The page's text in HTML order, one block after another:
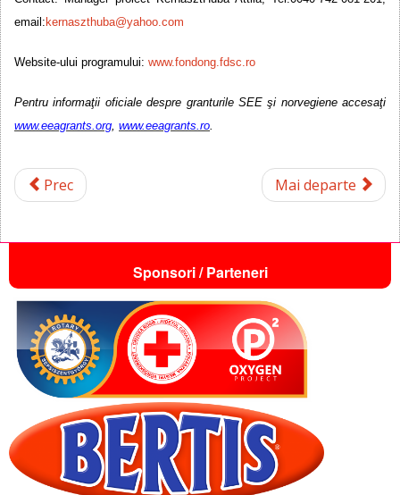
email:kernaszthuba@yahoo.com
Website-ului programului: www.fondong.fdsc.ro
Pentru informaţii oficiale despre granturile SEE şi norvegiene accesaţi
www.eeagrants.org www.eeagrants.ro
Prec Mai departe
Sponsori / Parteneri